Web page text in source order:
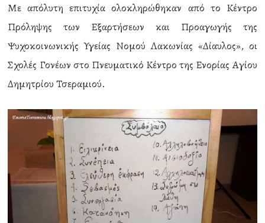
Με απόλυτη επιτυχία ολοκληρώθηκαν από το Κέντρο
Πρόληψης των Εξαρτήσεων και Προαγωγής της
Ψυχοκοινωνικής Υγείας Νομού Λακωνίας «Δίαυλος», οι
Σχολές Γονέων στο Πνευματικό Κέντρο της Ενορίας Αγίου
Δημητρίου Τσεραμιού.